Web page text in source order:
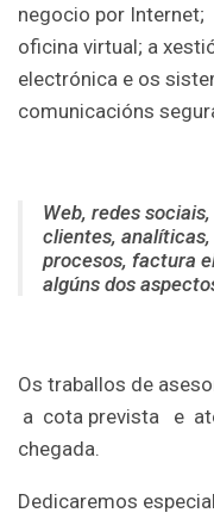
negocio por
oficina virtual; a
electrónica e os
comunicacións
Web, redes
clientes,
procesos, factura
algúns dos
Os traballos de
a cota prevista e
chegada.
Dedicaremos